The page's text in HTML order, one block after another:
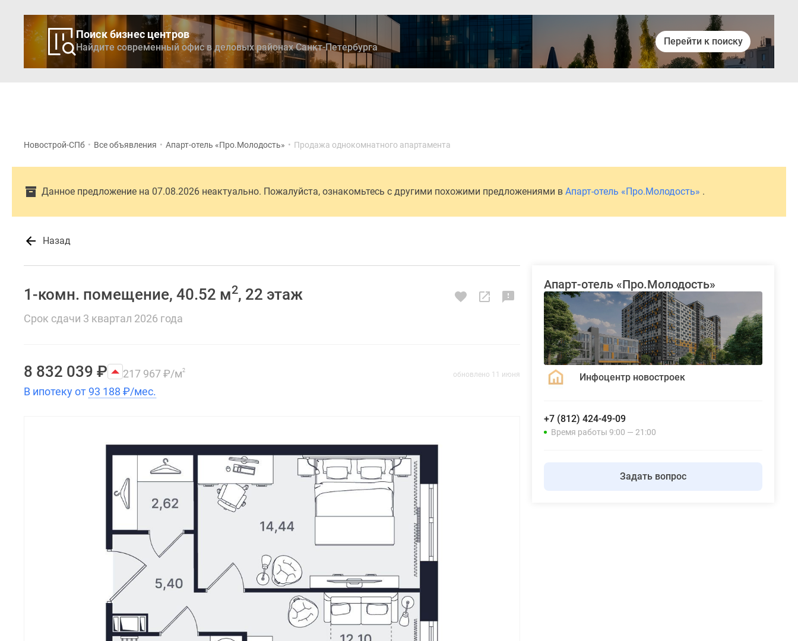
Поиск бизнес центров
Найдите современный офис в деловых районах Санкт-Петербурга
Перейти к поиску
Новострой-СПб • Все объявления • Апарт-отель «Про.Молодость» • Продажа однокомнатного апартамента
Данное предложение на 07.08.2026 неактуально. Пожалуйста, ознакомьтесь с другими похожими предложениями в Апарт-отель «Про.Молодость» .
Назад
1-комн. помещение, 40.52 м2, 22 этаж
Срок сдачи 3 квартал 2026 года
8 832 039 ₽ 217 967₽/м2
В ипотеку от 93 188 ₽/мес.
обновлено 11 июня
Апарт-отель «Про.Молодость»
Инфоцентр новостроек
+7 (812) 424-49-09
Время работы 9:00 — 21:00
Задать вопрос